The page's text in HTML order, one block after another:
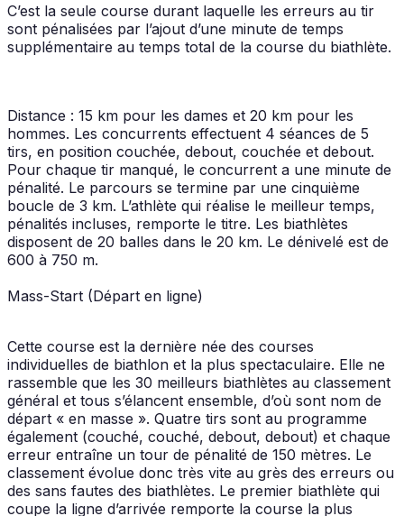
C’est la seule course durant laquelle les erreurs au tir
sont pénalisées par l’ajout d’une minute de temps
supplémentaire au temps total de la course du biathlète.
Distance : 15 km pour les dames et 20 km pour les
hommes. Les concurrents effectuent 4 séances de 5
tirs, en position couchée, debout, couchée et debout.
Pour chaque tir manqué, le concurrent a une minute de
pénalité. Le parcours se termine par une cinquième
boucle de 3 km. L’athlète qui réalise le meilleur temps,
pénalités incluses, remporte le titre. Les biathlètes
disposent de 20 balles dans le 20 km. Le dénivelé est de
600 à 750 m.
Mass-Start (Départ en ligne)
Cette course est la dernière née des courses
individuelles de biathlon et la plus spectaculaire. Elle ne
rassemble que les 30 meilleurs biathlètes au classement
général et tous s’élancent ensemble, d’où sont nom de
départ « en masse ». Quatre tirs sont au programme
également (couché, couché, debout, debout) et chaque
erreur entraîne un tour de pénalité de 150 mètres. Le
classement évolue donc très vite au grès des erreurs ou
des sans fautes des biathlètes. Le premier biathlète qui
coupe la ligne d’arrivée remporte la course la plus